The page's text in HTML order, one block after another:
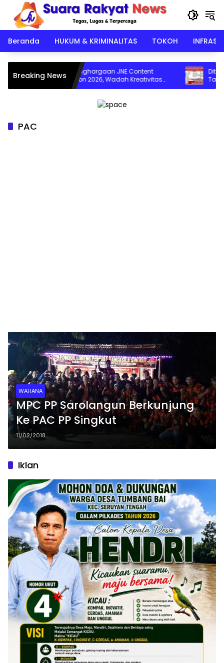
Langsung
konten
Beranda
HUKUM & KRIMINALITAS TOKOH
Breaking News
Puncak Penghargaan JNE Content
Competition 2026, Wadah Kreativitas
Anak Bangsa
Tahap II
PAC
WAHANA
MPC PP Sarolangun Berkunjung
Ke PAC PP Singkut
11/02/2018
Iklan